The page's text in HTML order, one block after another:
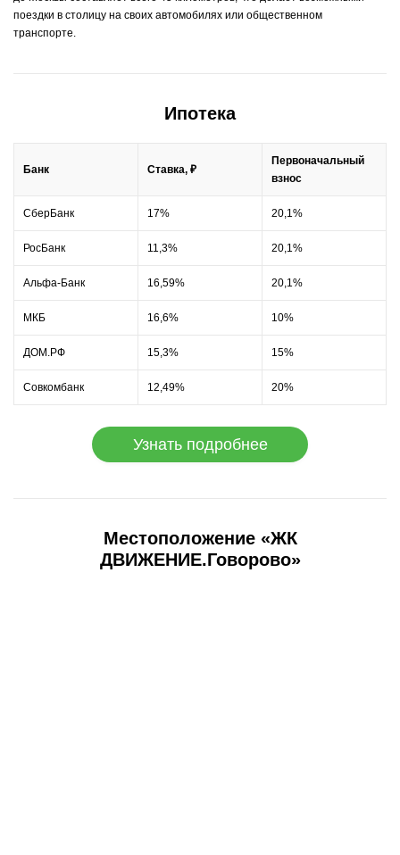
поездки в столицу на своих автомобилях или общественном
транспорте.
Ипотека
Банк Ставка, ₽
Первоначальный
взнос
СберБанк 17% 20,1%
РосБанк 11,3% 20,1%
Альфа-Банк 16,59% 20,1%
МКБ 16,6% 10%
ДОМ.РФ 15,3% 15%
Совкомбанк 12,49% 20%
Узнать подробнее
Местоположение «ЖК
ДВИЖЕНИЕ.Говорово»